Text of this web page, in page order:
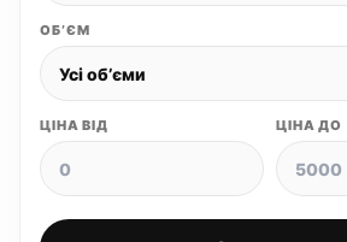
ОБʼЄМ
ЦІНА ВІД ЦІНА ДО